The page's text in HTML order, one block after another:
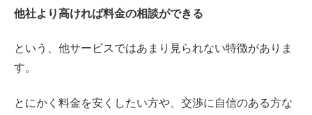
他社より高ければ料金の相談ができる
という、他サービスではあまり見られない特徴がありま
す。
とにかく料金を安くしたい方や、交渉に自信のある方な